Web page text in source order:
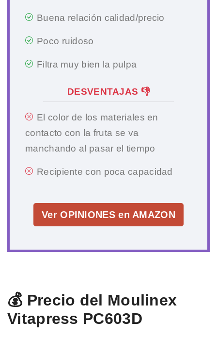
Buena relación calidad/precio
Poco ruidoso
Filtra muy bien la pulpa
DESVENTAJAS 👎
El color de los materiales en
contacto con la fruta se va
manchando al pasar el tiempo
Recipiente con poca capacidad
Ver OPINIONES en AMAZON
💰 Precio del Moulinex
Vitapress PC603D